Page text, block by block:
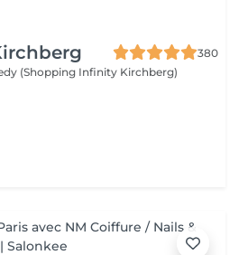
380
(Shopping Infinity Kirchberg)